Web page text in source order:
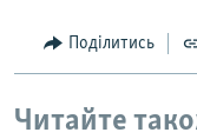
Поділитись
Читайте